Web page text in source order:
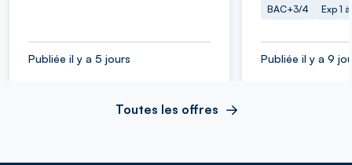
Publiée il y a 5 jours
BAC+3/4
Exp 1
Publiée il y a 9
Toutes les offres